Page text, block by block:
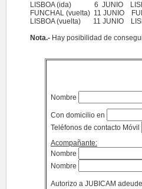
LISBOA (ida) 6 JUNIO
FUNCHAL (vuelta) 11
LISBOA (vuelta) 11
Nota.-Hay posibilidad de
Nombre
Con domicilio en
Teléfonos de contacto Móvil
Acompañante:
Nombre
Nombre
Autorizo a JUBICAM